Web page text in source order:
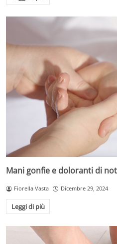
Mani gonfie e doloranti di
Fiorella Vasta Dicembre 29, 2024
Leggi di più